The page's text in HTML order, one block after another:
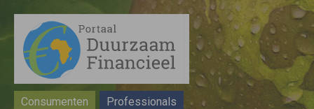
Consumenten Professionals